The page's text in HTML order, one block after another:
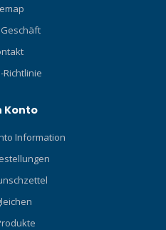
Richtlinie
Konto
Information